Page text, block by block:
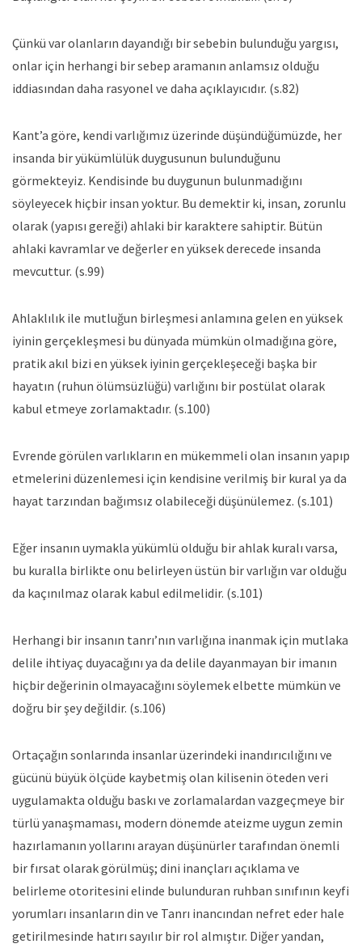
Çünkü var olanların dayandığı bir sebebin bulunduğu yargısı,
onlar için herhangi bir sebep aramanın anlamsız olduğu
iddiasından daha rasyonel ve daha açıklayıcıdır. (s.82)
Kant’a göre, kendi varlığımız üzerinde düşündüğümüzde, her
insanda bir yükümlülük duygusunun bulunduğunu
görmekteyiz. Kendisinde bu duygunun bulunmadığını
söyleyecek hiçbir insan yoktur. Bu demektir ki, insan, zorunlu
olarak (yapısı gereği) ahlaki bir karaktere sahiptir. Bütün
ahlaki kavramlar ve değerler en yüksek derecede insanda
mevcuttur. (s.99)
Ahlaklılık ile mutluğun birleşmesi anlamına gelen en yüksek
iyinin gerçekleşmesi bu dünyada mümkün olmadığına göre,
pratik akıl bizi en yüksek iyinin gerçekleşeceği başka bir
hayatın (ruhun ölümsüzlüğü) varlığını bir postülat olarak
kabul etmeye zorlamaktadır. (s.100)
Evrende görülen varlıkların en mükemmeli olan insanın yapıp
etmelerini düzenlemesi için kendisine verilmiş bir kural ya da
hayat tarzından bağımsız olabileceği düşünülemez. (s.101)
Eğer insanın uymakla yükümlü olduğu bir ahlak kuralı varsa,
bu kuralla birlikte onu belirleyen üstün bir varlığın var olduğu
da kaçınılmaz olarak kabul edilmelidir. (s.101)
Herhangi bir insanın tanrı’nın varlığına inanmak için mutlaka
delile ihtiyaç duyacağını ya da delile dayanmayan bir imanın
hiçbir değerinin olmayacağını söylemek elbette mümkün ve
doğru bir şey değildir. (s.106)
Ortaçağın sonlarında insanlar üzerindeki inandırıcılığını ve
gücünü büyük ölçüde kaybetmiş olan kilisenin öteden veri
uygulamakta olduğu baskı ve zorlamalardan vazgeçmeye bir
türlü yanaşmaması, modern dönemde ateizme uygun zemin
hazırlamanın yollarını arayan düşünürler tarafından önemli
bir fırsat olarak görülmüş; dini inançları açıklama ve
belirleme otoritesini elinde bulunduran ruhban sınıfının keyfi
yorumları insanların din ve Tanrı inancından nefret eder hale
getirilmesinde hatırı sayılır bir rol almıştır. Diğer yandan,